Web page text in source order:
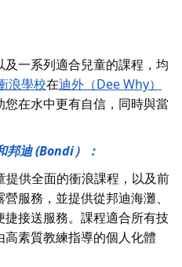
一系列適合兒童的課程，均
浪學校在迪外（Dee Why）
在水中更有自信，同時與當
迪 (Bondi）：
提供全面的衝浪課程，以及前
服務，並提供從邦迪海灘、
接送服務。課程適合所有技
素質教練指導的個人化體